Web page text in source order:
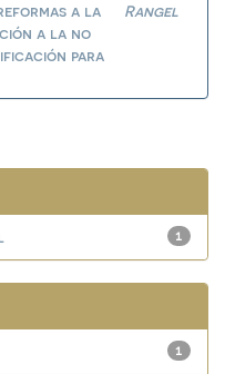
a la
a la no
para
Rangel
1
1